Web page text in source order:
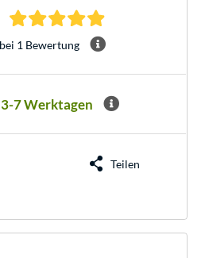
5.0 Sterne bei 1
bei 1 Bewertung
7 Werktagen
Teilen